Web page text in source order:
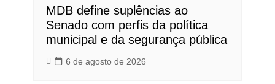
MDB define suplências ao
Senado com perfis da política
municipal e da segurança pública
6 de agosto de 2026